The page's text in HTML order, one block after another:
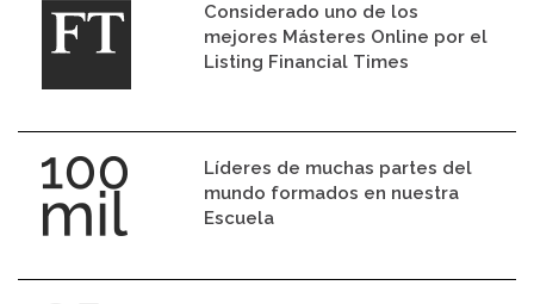
Considerado uno de los
mejores Másteres Online por el
Listing Financial Times
Líderes de muchas partes del
mundo formados en nuestra
Escuela